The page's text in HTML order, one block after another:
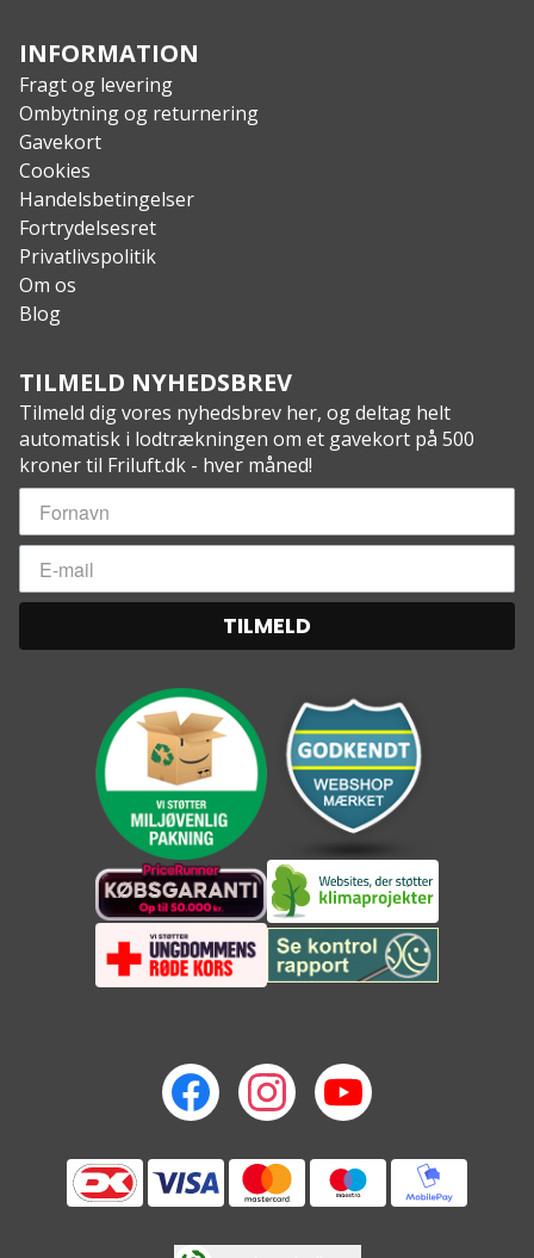
INFORMATION
Fragt og levering
Ombytning og returnering
Gavekort
Cookies
Handelsbetingelser
Fortrydelsesret
Privatlivspolitik
Om os
Blog
TILMELD NYHEDSBREV
Tilmeld dig vores nyhedsbrev her, og deltag helt
automatisk i lodtrækningen om et gavekort på 500
kroner til Friluft.dk - hver måned!
TILMELD